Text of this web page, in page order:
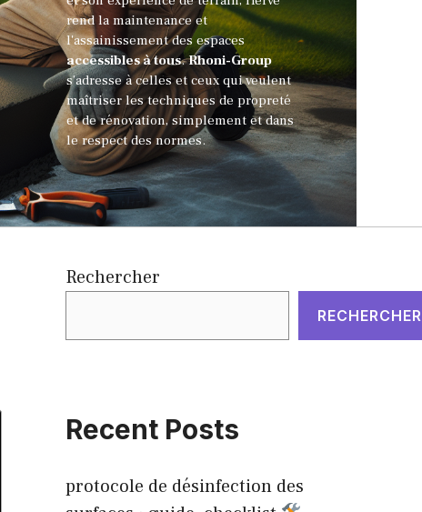
rend la maintenance et
l'assainissement des espaces
accessibles à tous.Rhoni-Group
s’adresse à celles et ceux qui veulent
maîtriser les techniques de propreté
et de rénovation, simplement et dans
le respect des normes.
Rechercher
RECHERCHER
Recent Posts
protocole de désinfection des